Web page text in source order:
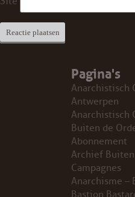
VB FRIESLAND
ZWARTE MUGGEN
WERKGROEP ARBEID
WERKGROEP
CAMPAGNES
Pagina's
Anarchistisch
Antwerpen
Anarchistisch
Buiten de
Abonnement
Archief
Campagnes
Anarchisme –
Bastion